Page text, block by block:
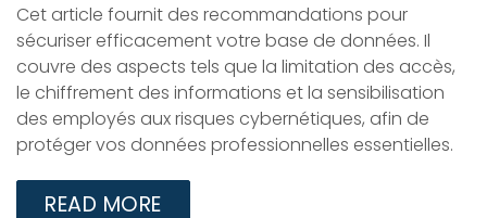
Cet article fournit des recommandations pour
sécuriser efficacement votre base de données. Il
couvre des aspects tels que la limitation des accès,
le chiffrement des informations et la sensibilisation
des employés aux risques cybernétiques, afin de
protéger vos données professionnelles essentielles.
READ MORE